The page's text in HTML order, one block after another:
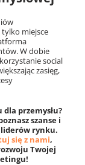
tylko miejsce
W dobie
social
zasięg,
przemysłu?
szanse i
rynku.
się z nami,
Twojej